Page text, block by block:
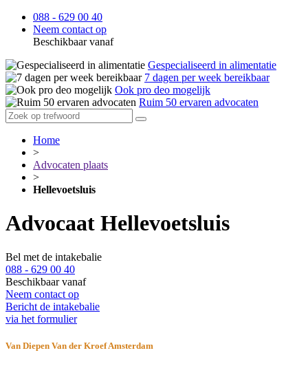
088 - 629 00 40
Neem contact op
Beschikbaar vanaf
Gespecialiseerd in alimentatie
7 dagen per week bereikbaar
Ook pro deo mogelijk
Ruim 50 ervaren advocaten
Home
>
Advocaten plaats
>
Hellevoetsluis
Advocaat Hellevoetsluis
Bel met de intakebalie
088 - 629 00 40
Beschikbaar vanaf
Neem contact op
Bericht de intakebalie
via het formulier
Van Diepen Van der Kroef Amsterdam